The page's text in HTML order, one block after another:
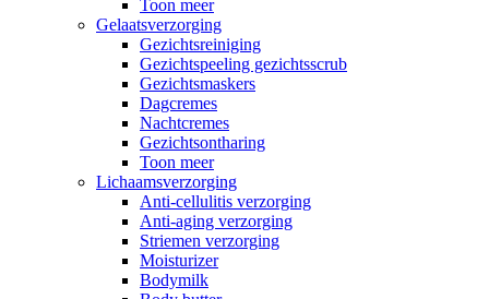
Toon meer
Gelaatsverzorging
Gezichtsreiniging
Gezichtspeeling gezichtsscrub
Gezichtsmaskers
Dagcremes
Nachtcremes
Gezichtsontharing
Toon meer
Lichaamsverzorging
Anti-cellulitis verzorging
Anti-aging verzorging
Striemen verzorging
Moisturizer
Bodymilk